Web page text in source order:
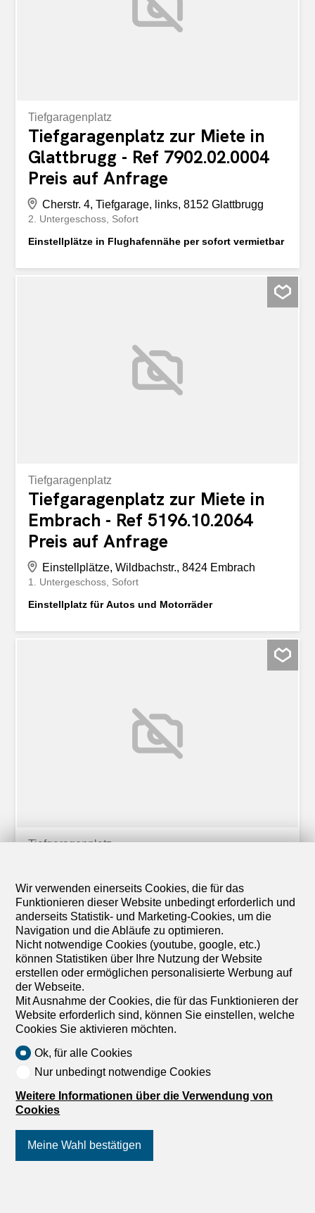
Tiefgaragenplatz
Tiefgaragenplatz zur Miete in
Glattbrugg - Ref 7902.02.0004
Preis auf Anfrage
Cherstr. 4, Tiefgarage, links, 8152 Glattbrugg
2. Untergeschoss Sofort
Einstellplätze in Flughafennähe per sofort vermietbar
Tiefgaragenplatz
Tiefgaragenplatz zur Miete in
Embrach - Ref 5196.10.2064
Preis auf Anfrage
Einstellplätze, Wildbachstr., 8424 Embrach
1. Untergeschoss Sofort
Einstellplatz für Autos und Motorräder
Tiefgaragenplatz
Embrach - Ref 5196.10.2061
Preis auf Anfrage
Einstellplätze, Wildbachstr., 8424 Embrach
1. Untergeschoss Sofort
E-Parkplatz verfügbar in grosser Tiefgarage
Wir verwenden einerseits Cookies, die für das
Funktionieren dieser Website unbedingt erforderlich und
anderseits Statistik- und Marketing-Cookies, um die
Navigation und die Abläufe zu optimieren.
Nicht notwendige Cookies (youtube, google, etc.)
können Statistiken über Ihre Nutzung der Website
erstellen oder ermöglichen personalisierte Werbung auf
der Webseite.
Mit Ausnahme der Cookies, die für das Funktionieren der
Website erforderlich sind, können Sie einstellen, welche
Cookies Sie aktivieren möchten.
Ok, für alle Cookies
Nur unbedingt notwendige Cookies
Weitere Informationen über die Verwendung von
Cookies
Meine Wahl bestätigen